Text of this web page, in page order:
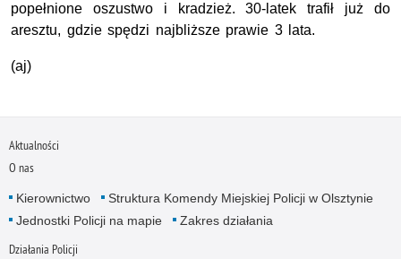
popełnione oszustwo i kradzież. 30-latek trafił już do
aresztu, gdzie spędzi najbliższe prawie 3 lata.
(aj)
Aktualności
O nas
Kierownictwo
Struktura Komendy Miejskiej Policji w Olsztynie
Jednostki Policji na mapie
Zakres działania
Działania Policji